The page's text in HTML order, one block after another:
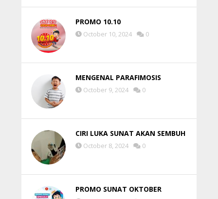
PROMO 10.10
October 10, 2024 0
MENGENAL PARAFIMOSIS
October 9, 2024 0
CIRI LUKA SUNAT AKAN SEMBUH
October 8, 2024 0
PROMO SUNAT OKTOBER